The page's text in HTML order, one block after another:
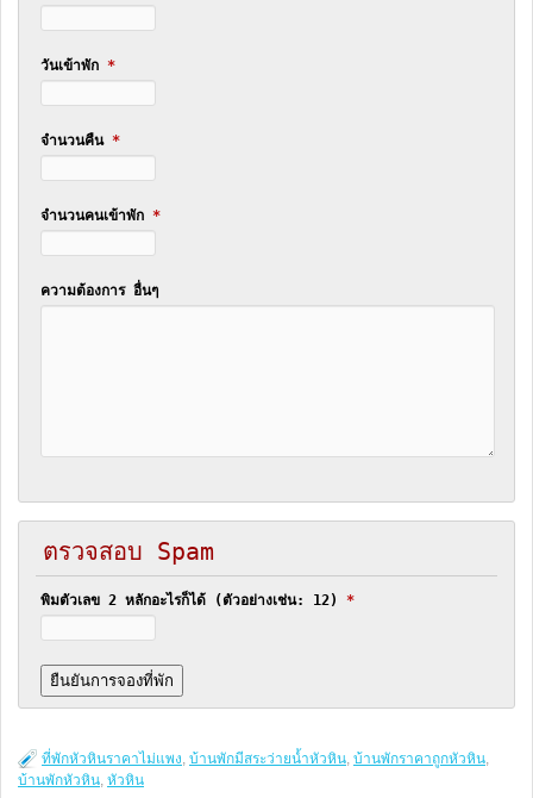
วันเข้าพัก *
จำนวนคืน *
จำนวนคนเข้าพัก *
ความต้องการ อื่นๆ
ตรวจสอบ Spam
พิมตัวเลข 2 หลักอะไรก็ได้ (ตัวอย่างเช่น: 12) *
ที่พักหัวหินราคาไม่แพง, บ้านพักมีสระว่ายน้ำหัวหิน, บ้านพักราคาถูกหัวหิน,
บ้านพักหัวหิน, หัวหิน